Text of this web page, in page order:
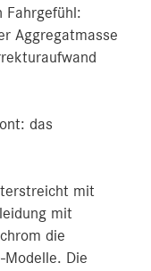
Fahrgefühl:
Aggregatmasse
das
mit
mit
die
Die